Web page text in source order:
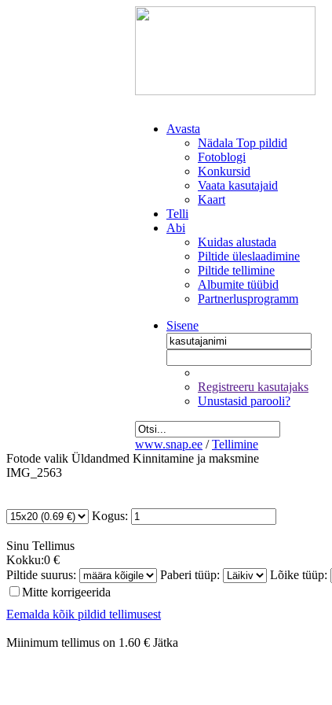
Avasta
Nädala Top pildid
Fotoblogi
Konkursid
Vaata kasutajaid
Kaart
Telli
Abi
Kuidas alustada
Piltide üleslaadimine
Piltide tellimine
Albumite tüübid
Partnerlusprogramm
Sisene
Registreeru kasutajaks
Unustasid parooli?
www.snap.ee / Tellimine
Fotode valik Üldandmed Kinnitamine ja maksmine
IMG_2563
Kogus:
Sinu Tellimus
Kokku:0 €
Piltide suurus:
Paberi tüüp: Lõike tüüp:
Mitte korrigeerida
Eemalda kõik pildid tellimusest
Miinimum tellimus on 1.60 € Jätka